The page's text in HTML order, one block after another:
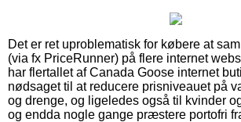
Det er ret uproblematisk for købere at
(via fx PriceRunner) på flere internet
har flertallet af Canada Goose internet
nødsaget til at reducere prisniveauet på
og drenge, og ligeledes også til kvinder
og endda nogle gange præstere portofri